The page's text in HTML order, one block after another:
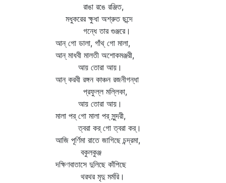
রাঙা রঙে রঞ্জিত,
মধুকরের ক্ষুধা অশ্রুত ছন্দে
গন্ধে তার গুঞ্জরে।
আন্‌ গো ডালা, গাঁথ্‌ গো মালা,
আন্‌ মাধবী মালতী অশোকমঞ্জরী,
আয় তোরা আয়।
আন্‌ করবী রঙ্গন কাঞ্চন রজনীগন্ধা
প্রফুল্ল মল্লিকা,
আয় তোরা আয়।
মালা পর্‌ গো মালা পর্‌ সুন্দরী,
ত্বরা কর্‌ গো ত্বরা কর্‌।
আজি পূর্ণিমা রাতে জাগিছে চন্দ্রমা,
বকুলকুঞ্জ
দক্ষিণবাতাসে দুলিছে কাঁপিছে
থরথর মৃদু মর্মরি।